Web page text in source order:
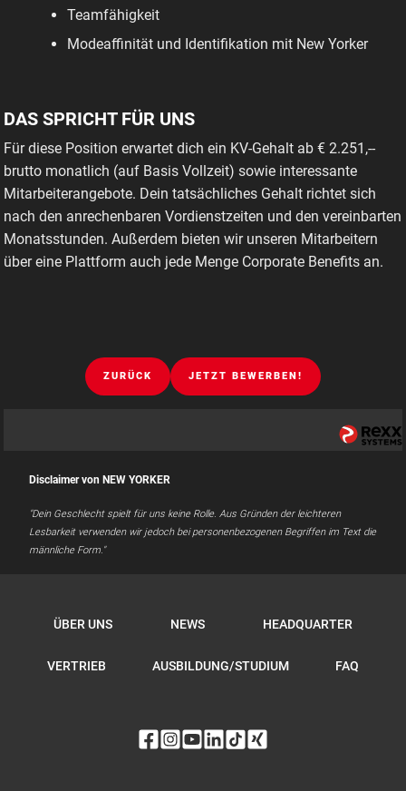
Teamfähigkeit
Modeaffinität und Identifikation mit New Yorker
DAS SPRICHT FÜR UNS
Für diese Position erwartet dich ein KV-Gehalt ab € 2.251,--
brutto monatlich (auf Basis Vollzeit) sowie interessante
Mitarbeiterangebote. Dein tatsächliches Gehalt richtet sich
nach den anrechenbaren Vordienstzeiten und den vereinbarten
Monatsstunden. Außerdem bieten wir unseren Mitarbeitern
über eine Plattform auch jede Menge Corporate Benefits an.
ZURÜCK JETZT BEWERBEN!
Disclaimer von NEW YORKER
"Dein Geschlecht spielt für uns keine Rolle. Aus Gründen der leichteren
Lesbarkeit verwenden wir jedoch bei personenbezogenen Begriffen im Text die
männliche Form."
ÜBER UNS NEWS HEADQUARTER
VERTRIEB AUSBILDUNG/STUDIUM FAQ